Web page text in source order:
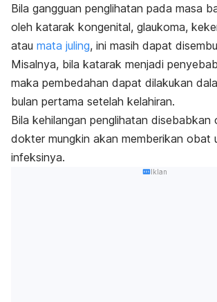
Bila gangguan penglihatan pada masa
oleh katarak kongenital, glaukoma,
atau mata juling, ini masih dapat
Misalnya, bila katarak menjadi
maka pembedahan dapat dilakukan
bulan pertama setelah kelahiran.
Bila kehilangan penglihatan disebabkan
dokter mungkin akan memberikan obat
infeksinya.
Iklan